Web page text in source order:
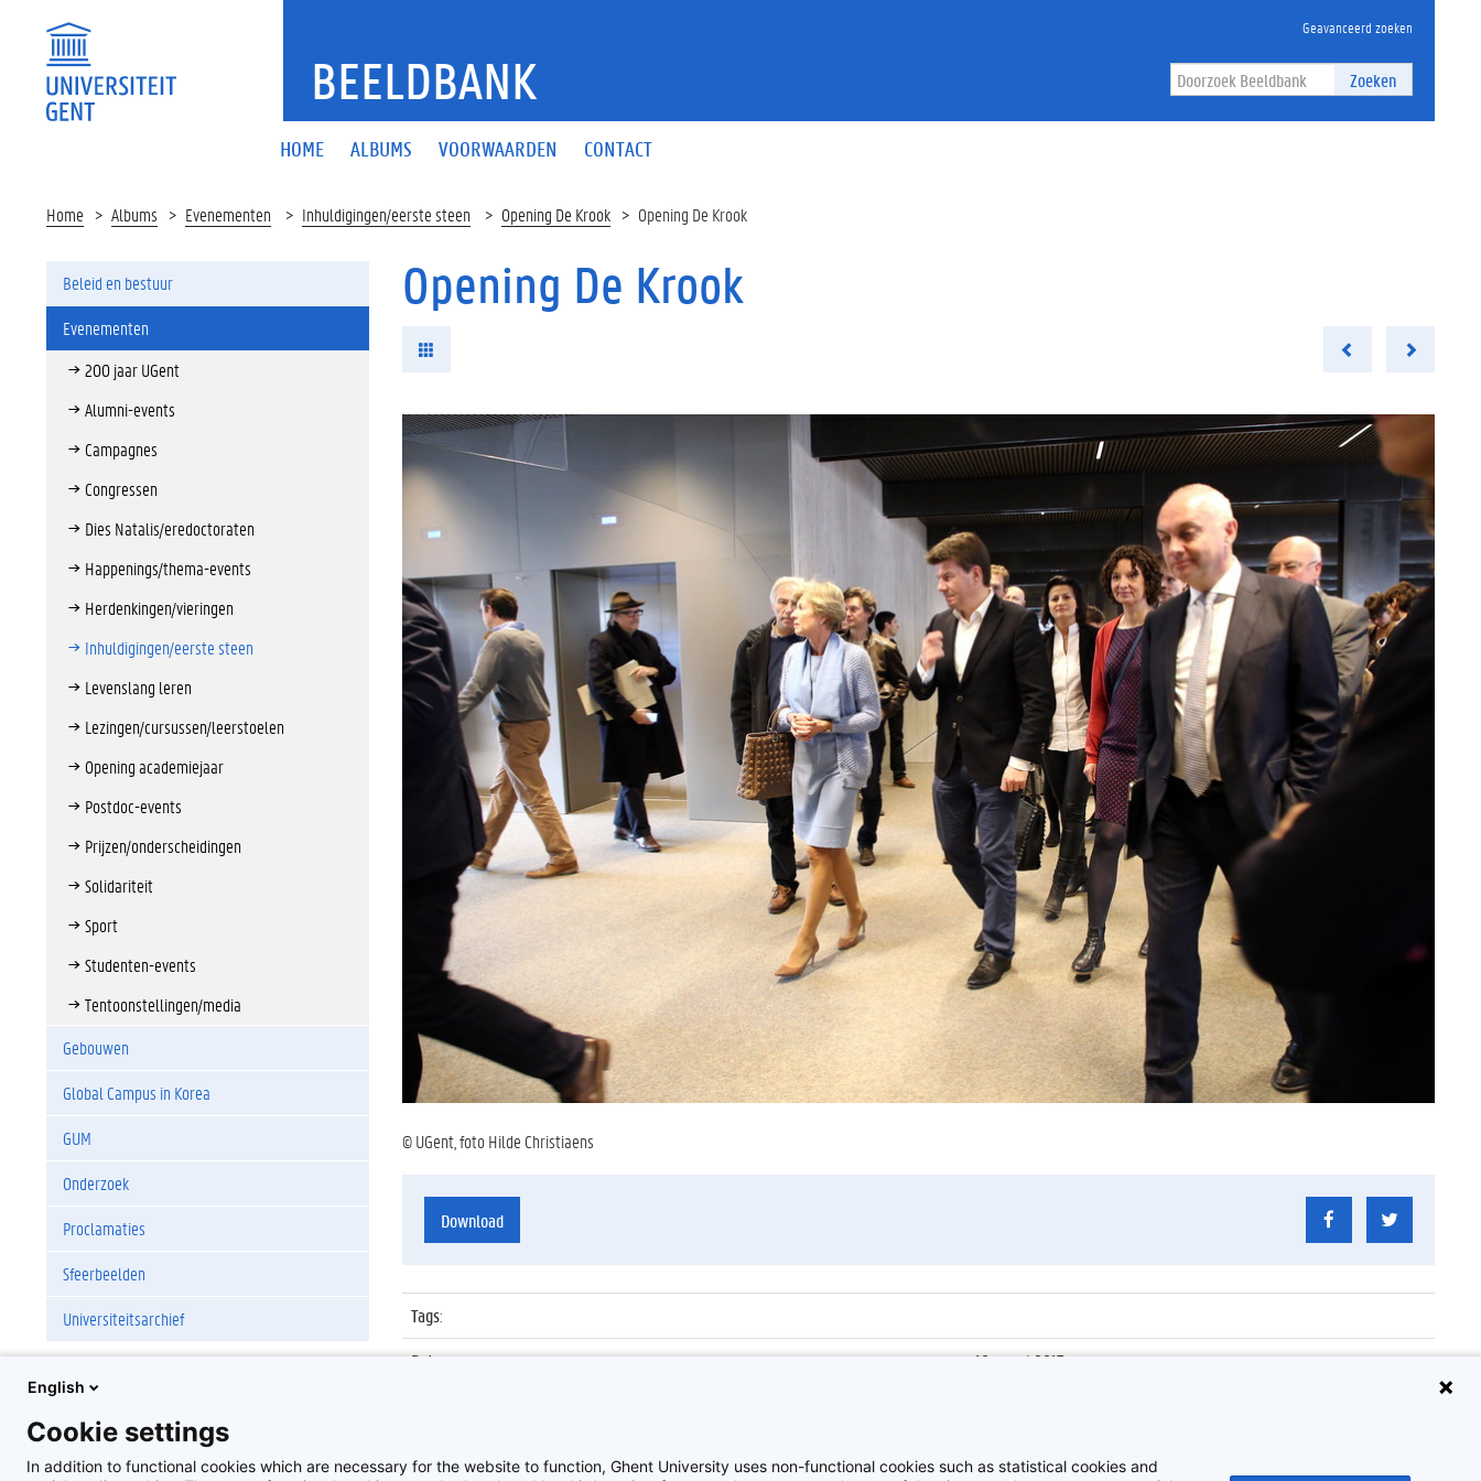
BEELDBANK
Geavanceerd zoeken
Zoeken
HOME ALBUMS VOORWAARDEN CONTACT
Home Albums Evenementen Inhuldigingen/eerste steen Opening De Krook Opening De Krook
Beleid en bestuur
Evenementen
200 jaar UGent
Alumni-events
Campagnes
Congressen
Dies Natalis/eredoctoraten
Happenings/thema-events
Herdenkingen/vieringen
Inhuldigingen/eerste steen
Levenslang leren
Lezingen/cursussen/leerstoelen
Opening academiejaar
Postdoc-events
Prijzen/onderscheidingen
Solidariteit
Sport
Studenten-events
Tentoonstellingen/media
Gebouwen
Global Campus in Korea
GUM
Onderzoek
Proclamaties
Sfeerbeelden
Universiteitsarchief
Opening De Krook
© UGent, foto Hilde Christiaens
Download
Tags:
Datum:
10 maart 2017
English
Cookie settings
In addition to functional cookies which are necessary for the website to function, Ghent University uses non-functional cookies such as statistical cookies and